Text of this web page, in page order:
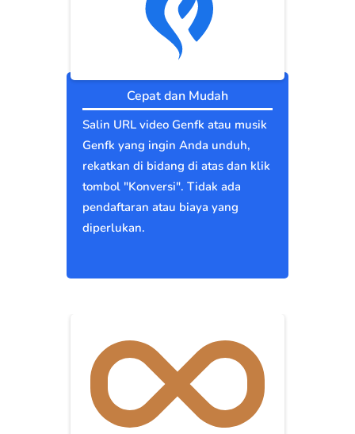
Cepat dan Mudah
Salin URL video Genfk atau musik
Genfk yang ingin Anda unduh,
rekatkan di bidang di atas dan klik
tombol "Konversi". Tidak ada
pendaftaran atau biaya yang
diperlukan.